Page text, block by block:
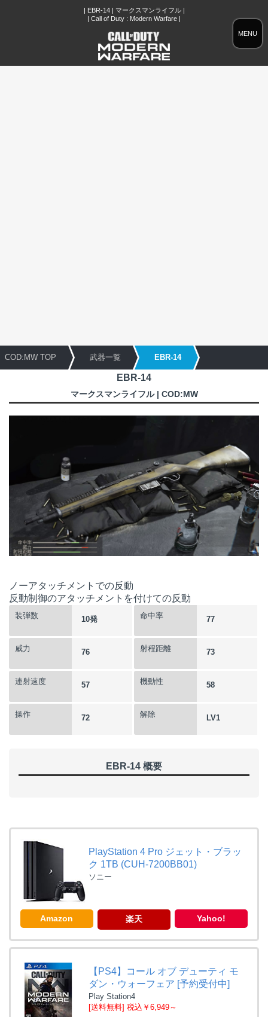
MENU
| EBR-14 | マークスマンライフル |
| Call of Duty : Modern Warfare |
COD:MW TOP 武器一覧 EBR-14
EBR-14
マークスマンライフル | COD:MW
ノーアタッチメントでの反動
反動制御のアタッチメントを付けての反動
装弾数 10発 命中率 77
威力 76 射程距離 73
連射速度 57 機動性 58
操作 72 解除 LV1
EBR-14 概要
PlayStation 4 Pro ジェット・ブラッ
ク 1TB (CUH-7200BB01)
ソニー
Amazon 楽天 Yahoo!
【PS4】コール オブ デューティ モ
ダン・ウォーフェア [予約受付中]
Play Station4
[送料無料] 税込￥6,949～